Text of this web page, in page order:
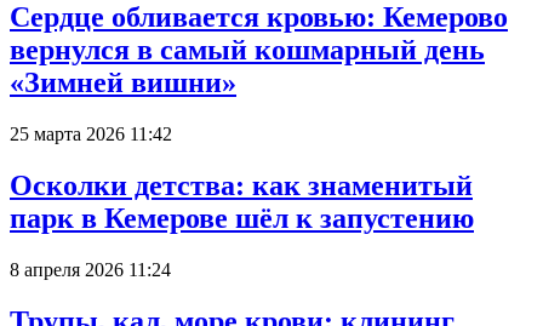
Сердце обливается кровью: Кемерово
вернулся в самый кошмарный день
«Зимней вишни»
25 марта 2026 11:42
Осколки детства: как знаменитый
парк в Кемерове шёл к запустению
8 апреля 2026 11:24